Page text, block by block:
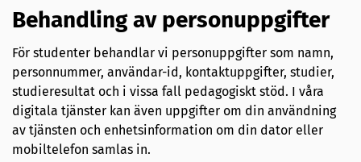
Behandling av personuppgifter
För studenter behandlar vi personuppgifter som namn,
personnummer, användar-id, kontaktuppgifter, studier,
studieresultat och i vissa fall pedagogiskt stöd. I våra
digitala tjänster kan även uppgifter om din användning
av tjänsten och enhetsinformation om din dator eller
mobiltelefon samlas in.